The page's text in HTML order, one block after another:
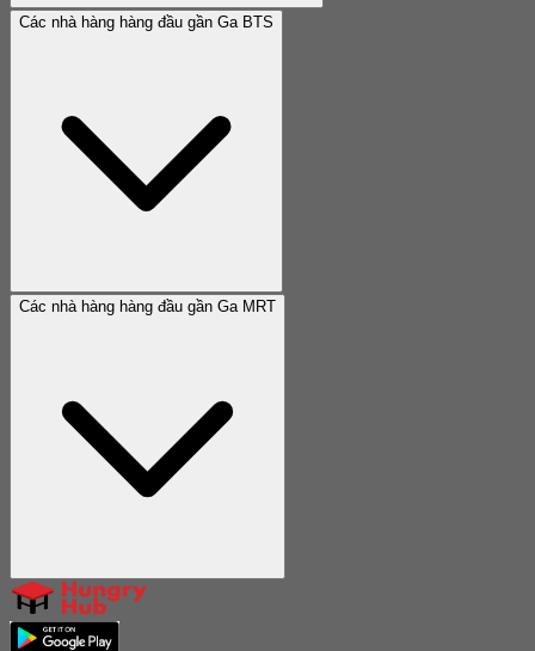
Các nhà hàng hàng đầu gần Ga BTS
Các nhà hàng hàng đầu gần Ga MRT